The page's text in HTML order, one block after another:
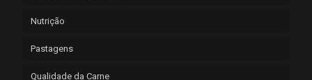
Nutrição
Pastagens
Qualidade da Carne